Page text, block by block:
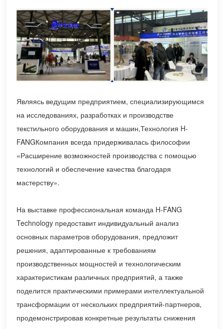
Являясь ведущим предприятием, специализирующимся
на исследованиях, разработках и производстве
текстильного оборудования и машин,Технология H-
FANGКомпания всегда придерживалась философии
«Расширение возможностей производства с помощью
технологий и обеспечение качества благодаря
мастерству».
На выставке профессиональная команда H-FANG
Technology предоставит индивидуальный анализ
основных параметров оборудования, предложит
решения, адаптированные к требованиям
производственных мощностей и технологическим
характеристикам различных предприятий, а также
поделится практическими примерами интеллектуальной
трансформации от нескольких предприятий-партнеров,
продемонстрировав конкретные результаты снижения